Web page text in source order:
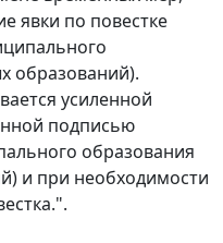
явки по повестке
образований).
усиленной
подписью
образования
и при необходимости